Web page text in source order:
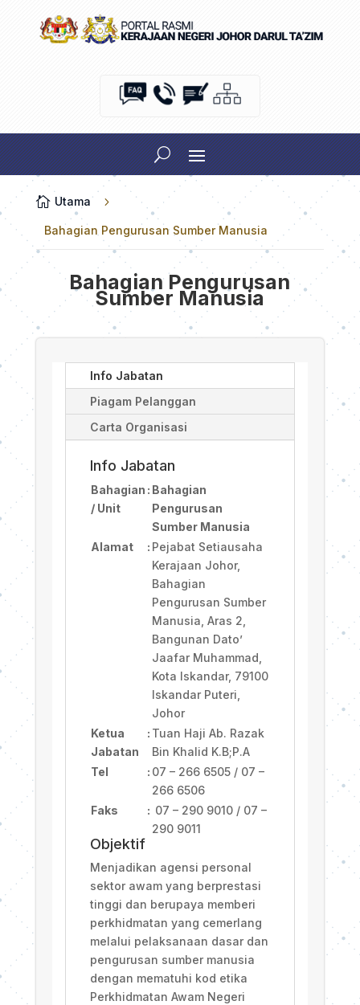
 Utama 5
Bahagian Pengurusan Sumber Manusia
Bahagian Pengurusan
Sumber Manusia
Info Jabatan
Piagam Pelanggan
Carta Organisasi
Info Jabatan
Bahagian
/ Unit
: Bahagian
Pengurusan
Sumber Manusia
Alamat
: Pejabat Setiausaha
Kerajaan Johor,
Bahagian
Pengurusan Sumber
Manusia, Aras 2,
Bangunan Dato’
Jaafar Muhammad,
Kota Iskandar, 79100
Iskandar Puteri,
Johor
Ketua
Jabatan
: Tuan Haji Ab. Razak
Bin Khalid K.B;P.A
Tel
: 07 – 266 6505 / 07 –
266 6506
Faks
: 07 – 290 9010 / 07 –
290 9011
Objektif
Menjadikan agensi personal
sektor awam yang berprestasi
tinggi dan berupaya memberi
perkhidmatan yang cemerlang
melalui pelaksanaan dasar dan
pengurusan sumber manusia
dengan mematuhi kod etika
Perkhidmatan Awam Negeri